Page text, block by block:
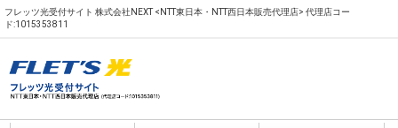
フレッツ光受付サイト 株式会社NEXT <NTT東日本・NTT西日本販売代理店> 代理店コー
ド:1015353811